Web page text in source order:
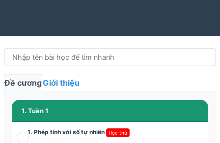
Đề cươngGiới thiệu
1. Tuần 1
1. Phép tính với số tự nhiên Học thử